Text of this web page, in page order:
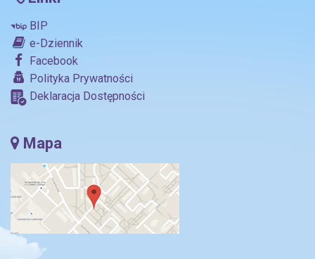
BIP
e-Dziennik
Facebook
Polityka Prywatności
Deklaracja Dostępności
Mapa